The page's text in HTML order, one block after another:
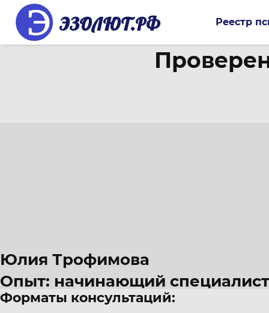
ЭЗОЛЮТ.РФ Реестр
Юлия Трофимова
Опыт: начинающий специалист
35 лет
Форматы консультаций: